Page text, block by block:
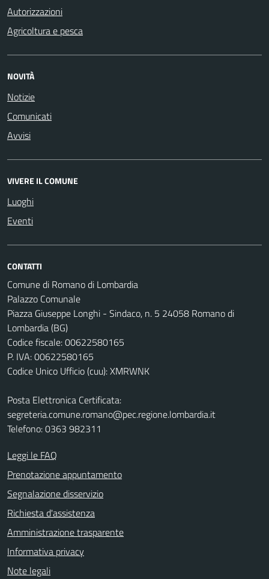
Autorizzazioni
Agricoltura e pesca
NOVITÀ
Notizie
Comunicati
Avvisi
VIVERE IL COMUNE
Luoghi
Eventi
CONTATTI
Comune di Romano di Lombardia
Palazzo Comunale
Piazza Giuseppe Longhi - Sindaco, n. 5 24058 Romano di
Lombardia (BG)
Codice fiscale: 00622580165
P. IVA: 00622580165
Codice Unico Ufficio (cuu): XMRWNK
Posta Elettronica Certificata:
segreteria.comune.romano@pec.regione.lombardia.it
Telefono: 0363 982311
Leggi le FAQ
Prenotazione appuntamento
Segnalazione disservizio
Richiesta d'assistenza
Amministrazione trasparente
Informativa privacy
Note legali